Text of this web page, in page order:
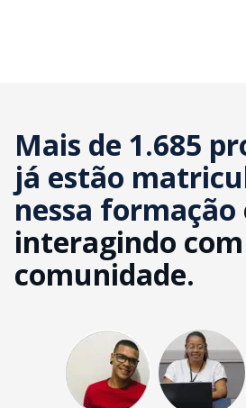
Mais de 1.685
já estão
nessa formação
interagindo
comunidade.